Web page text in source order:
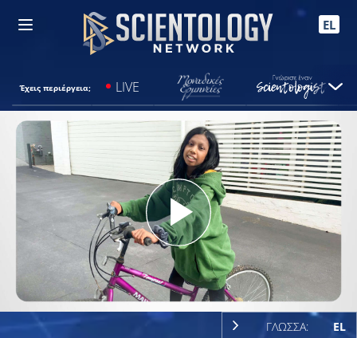
EL
Έχεις περιέργεια; LIVE
Play
Video
ΓΛΩΣΣΑ: EL